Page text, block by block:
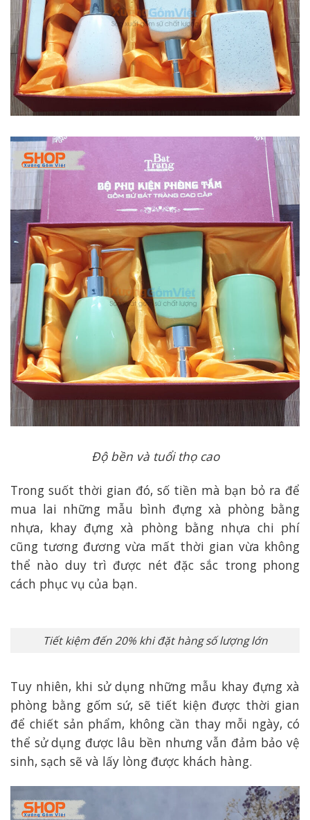
Độ bền và tuổi thọ cao
Trong suốt thời gian đó, số tiền mà bạn bỏ ra để
mua lai những mẫu bình đựng xà phòng bằng
nhựa, khay đựng xà phòng bằng nhựa chi phí
cũng tương đương vừa mất thời gian vừa không
thể nào duy trì được nét đặc sắc trong phong
cách phục vụ của bạn.
Tiết kiệm đến 20% khi đặt hàng số lượng lớn
Tuy nhiên, khi sử dụng những mẫu khay đựng xà
phòng bằng gốm sứ, sẽ tiết kiện được thời gian
để chiết sản phẩm, không cần thay mỗi ngày, có
thể sử dụng được lâu bền nhưng vẫn đảm bảo vệ
sinh, sạch sẽ và lấy lòng được khách hàng.